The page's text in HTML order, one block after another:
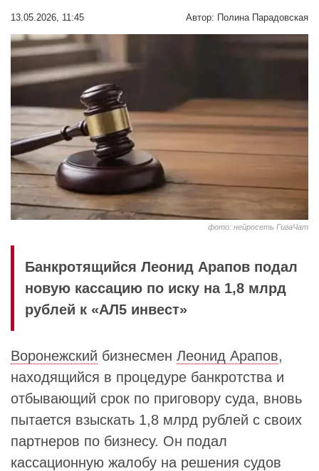
13.05.2026, 11:45 Автор: Полина Парадовская
фото: нейросеть ГигаЧат
Банкротящийся Леонид Арапов подал
новую кассацию по иску на 1,8 млрд
рублей к «АЛ5 инвест»
Воронежский бизнесмен Леонид Арапов,
находящийся в процедуре банкротства и
отбывающий срок по приговору суда, вновь
пытается взыскать 1,8 млрд рублей с своих
партнеров по бизнесу. Он подал
кассационную жалобу на решения судов